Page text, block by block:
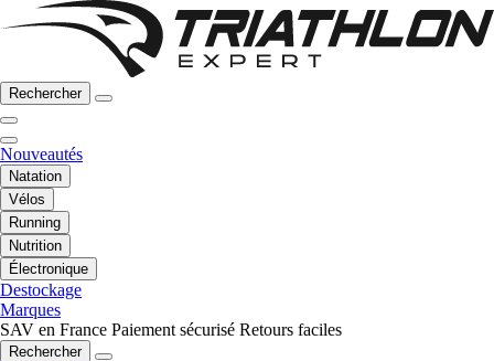
Rechercher
Nouveautés
Natation
Vélos
Running
Nutrition
Électronique
Destockage
Marques
SAV en France Paiement sécurisé Retours faciles
Rechercher